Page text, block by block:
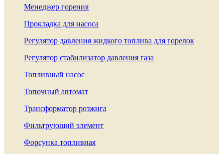
Менеджер горения
Прокладка для насоса
Регулятор давления жидкого топлива для горелок
Регулятор стабилизатор давления газа
Топливный насос
Топочный автомат
Трансформатор розжига
Фильтрующий элемент
Форсунка топливная